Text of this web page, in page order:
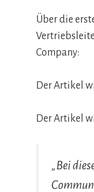
Über die
Company:
Der Artikel
Der Artikel
„Bei